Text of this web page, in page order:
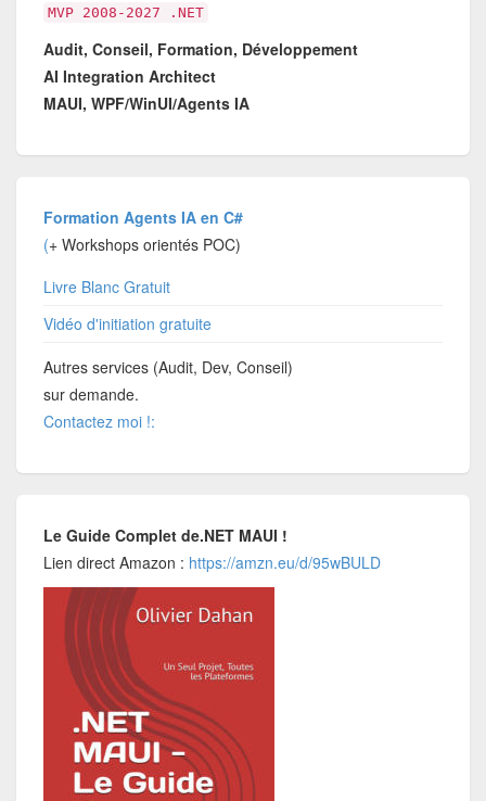
MVP 2008-2027 .NET
Audit, Conseil, Formation, Développement
AI Integration Architect
MAUI, WPF/WinUI/Agents IA
Formation Agents IA en C#
(+ Workshops orientés POC)
Livre Blanc Gratuit
Vidéo d'initiation gratuite
Autres services (Audit, Dev, Conseil)
sur demande.
Contactez moi !:
Le Guide Complet de.NET MAUI !
Lien direct Amazon : https://amzn.eu/d/95wBULD